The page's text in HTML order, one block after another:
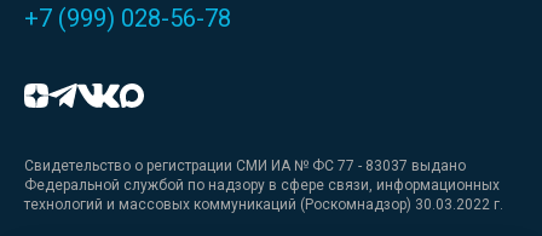
+7 (999) 028-56-78
Свидетельство о регистрации СМИ ИА № ФС 77 - 83037 выдано
Федеральной службой по надзору в сфере связи, информационных
технологий и массовых коммуникаций (Роскомнадзор) 30.03.2022 г.